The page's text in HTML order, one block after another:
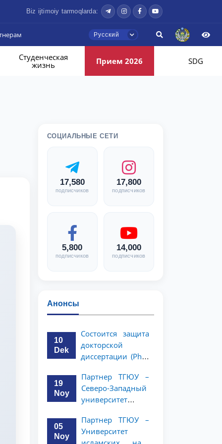
Biz ijtimoiy tarmoqlarda:
Русский
Студенческая
жизнь
Прием 2026 SDG
СОЦИАЛЬНЫЕ СЕТИ
17,580
подписчиков
17,800
подписчиков
5,800
подписчиков
14,000
подписчиков
Анонсы
10
Dek
Состоится защита
докторской
диссертации (PhD)
19
Noy
Партнер ТГЮУ –
Северо-Западный
университет
права Китайской
Народной
05
Noy
Партнер ТГЮУ –
Университет